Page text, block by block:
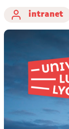
intranet